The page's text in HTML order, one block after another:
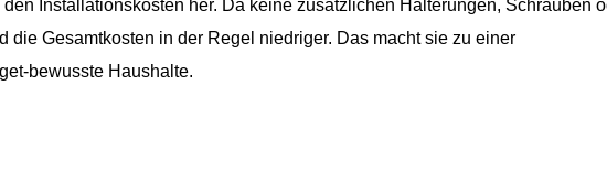
Installationskosten her. Da keine zusätzlichen Halterungen, Schrauben
die Gesamtkosten in der Regel niedriger. Das macht sie zu einer
bewusste Haushalte.